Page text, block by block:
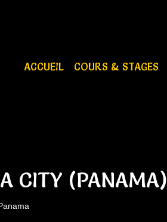
ACCUEIL COURS & STAGES
CITY (PANAMA)